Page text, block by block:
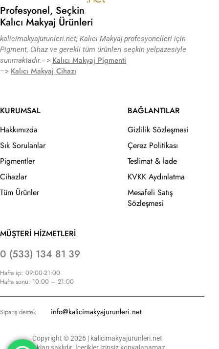
Profesyonel, Seçkin
Kalıcı Makyaj Ürünleri
kalicimakyajurunleri.net, Kalıcı Makyaj profesyonelleri için
Pigment, Cihaz ve gerekli tüm ürünleri seçkin yelpazesiyle
sunmaktadır.–> Kalıcı Makyaj Pigmenti
–> Kalıcı Makyaj Cihazı
KURUMSAL
Hakkımızda
Sık Sorulanlar
Pigmentler
Cihazlar
Tüm Ürünler
BAĞLANTILAR
Gizlilik Sözleşmesi
Çerez Politikası
Teslimat & İade
KVKK Aydınlatma
Mesafeli Satış
Sözleşmesi
MÜŞTERİ HİZMETLERİ
0 (533) 134 81 39
Hafta içi: 09:00-21:00
Hafta sonu: 10:00 – 21:00
Sipariş destek info@kalicimakyajurunleri.net
Copyright © 2026 | kalicimakyajurunleri.net